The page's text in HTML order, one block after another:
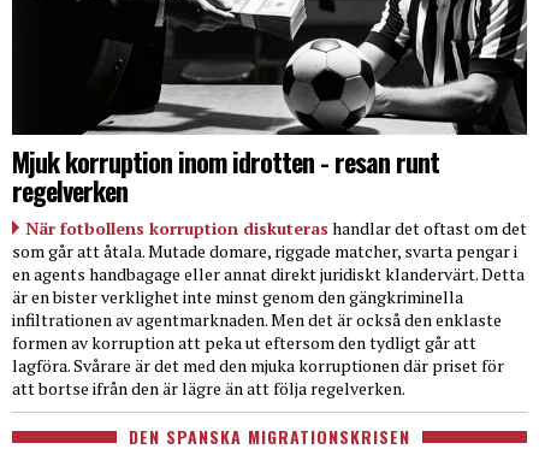
Mjuk korruption inom idrotten - resan runt
regelverken
När fotbollens korruption diskuteras handlar det oftast om det
som går att åtala. Mutade domare, riggade matcher, svarta pengar i
en agents handbagage eller annat direkt juridiskt klandervärt. Detta
är en bister verklighet inte minst genom den gängkriminella
infiltrationen av agentmarknaden. Men det är också den enklaste
formen av korruption att peka ut eftersom den tydligt går att
lagföra. Svårare är det med den mjuka korruptionen där priset för
att bortse ifrån den är lägre än att följa regelverken.
DEN SPANSKA MIGRATIONSKRISEN